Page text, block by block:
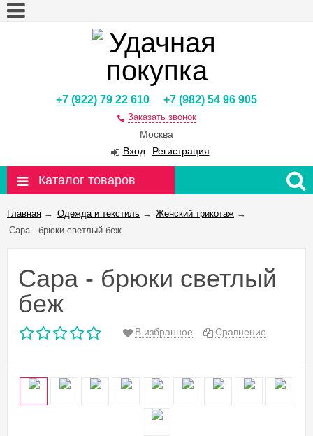
+7 (922) 79 22 610 +7 (982) 54 96 905
Заказать звонок
Москва
Вход
Регистрация
Каталог товаров
Главная → Одежда и текстиль → Женский трикотаж →
Сара - брюки светлый беж
Сара - брюки светлый
беж
В избранное Сравнение